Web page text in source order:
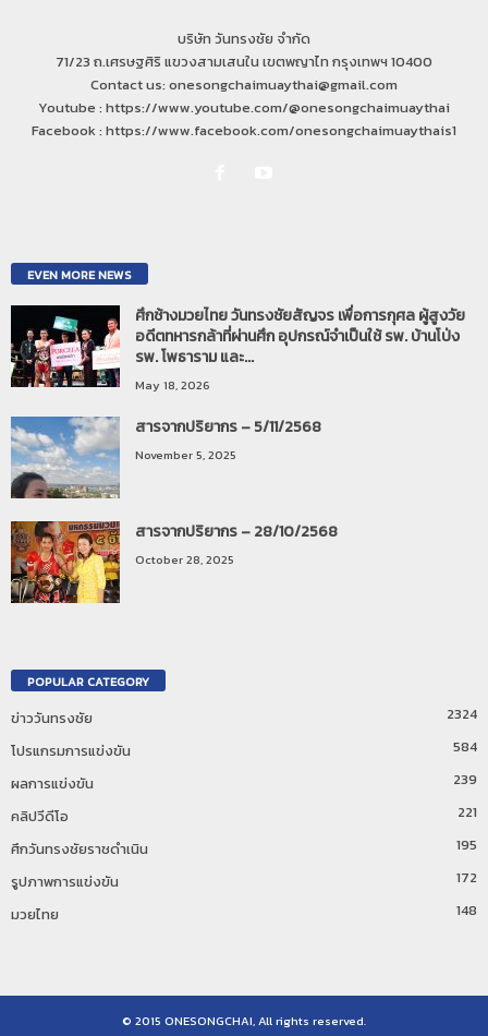
บริษัท วันทรงชัย จำกัด
71/23 ถ.เศรษฐศิริ แขวงสามเสนใน เขตพญาไท กรุงเทพฯ 10400
Contact us: onesongchaimuaythai@gmail.com
Youtube : https://www.youtube.com/@onesongchaimuaythai
Facebook : https://www.facebook.com/onesongchaimuaythais1
EVEN MORE NEWS
ศึกช้างมวยไทย วันทรงชัยสัญจร เพื่อการกุศล ผู้สูงวัย
อดีตทหารกล้าที่ผ่านศึก อุปกรณ์จำเป็นใช้ รพ. บ้านโป่ง
รพ. โพธาราม และ...
May 18, 2026
สารจากปริยากร – 5/11/2568
November 5, 2025
สารจากปริยากร – 28/10/2568
October 28, 2025
POPULAR CATEGORY
ข่าววันทรงชัย
2324
โปรแกรมการแข่งขัน
584
ผลการแข่งขัน
239
คลิปวีดีโอ
221
ศึกวันทรงชัยราชดำเนิน
195
รูปภาพการแข่งขัน
172
มวยไทย
148
© 2015 ONESONGCHAI, All rights reserved.